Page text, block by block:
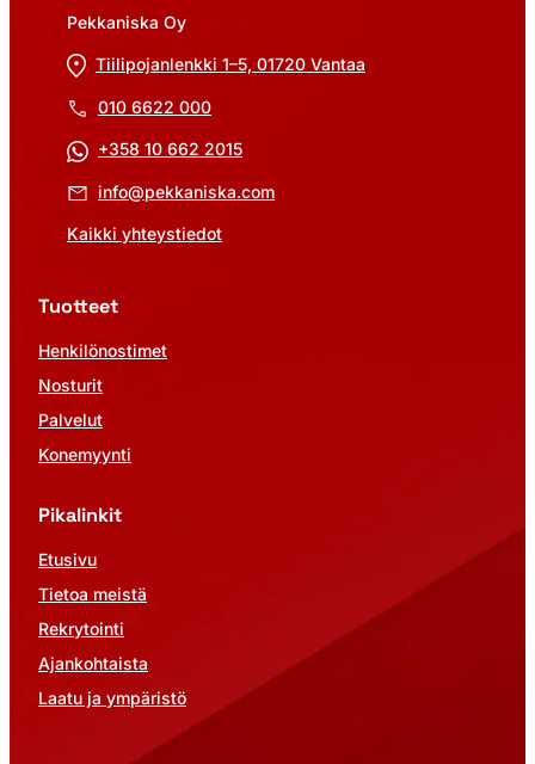
Pekkaniska Oy
Tiilipojanlenkki 1–5, 01720 Vantaa
010 6622 000
+358 10 662 2015
info@pekkaniska.com
Kaikki yhteystiedot
Tuotteet
Henkilönostimet
Nosturit
Palvelut
Konemyynti
Pikalinkit
Etusivu
Tietoa meistä
Rekrytointi
Ajankohtaista
Laatu ja ympäristö